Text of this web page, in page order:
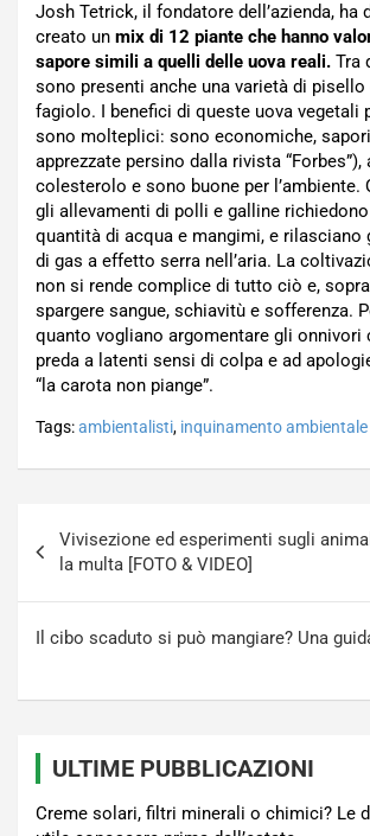
Josh Tetrick, il fondatore dell’azienda, ha
creato un mix di 12 piante che hanno
sapore simili a quelli delle uova reali. Tra
sono presenti anche una varietà di pisello
fagiolo. I benefici di queste uova vegetali
sono molteplici: sono economiche,
apprezzate persino dalla rivista “Forbes”),
colesterolo e sono buone per l’ambiente.
gli allevamenti di polli e galline
quantità di acqua e mangimi, e rilasciano
di gas a effetto serra nell’aria. La
non si rende complice di tutto ciò e,
spargere sangue, schiavitù e sofferenza.
quanto vogliano argomentare gli onnivori
preda a latenti sensi di colpa e ad
“la carota non piange”.
Tags:ambientalisti, inquinamento ambientale
articoli
Vivisezione ed esperimenti sugli
la multa [FOTO & VIDEO]
Il cibo scaduto si può mangiare? Una
ULTIME PUBBLICAZIONI
Creme solari, filtri minerali o chimici? Le